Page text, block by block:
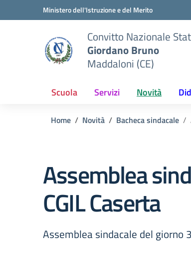
Vai ai contenuti
Vai al menu di navigazioneMinistero dell'Istruzione e del Merito
Convitto Nazionale
Giordano Bruno
Maddaloni (CE)
Scuola Servizi Novità
Home Novità Bacheca sindacale
Assemblea
CGIL Caserta
Assemblea sindacale del giorno